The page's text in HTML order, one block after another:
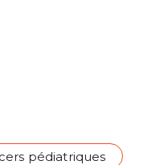
pédiatriques